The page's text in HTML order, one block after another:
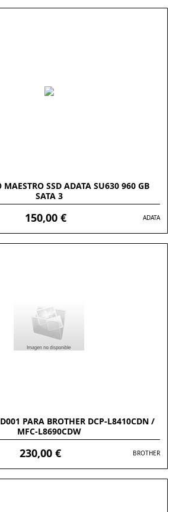
MAESTRO SSD ADATA SU630 960 GB
SATA 3
150,00 € ADATA
PARA BROTHER DCP-L8410CDN /
MFC-L8690CDW
230,00 € BROTHER